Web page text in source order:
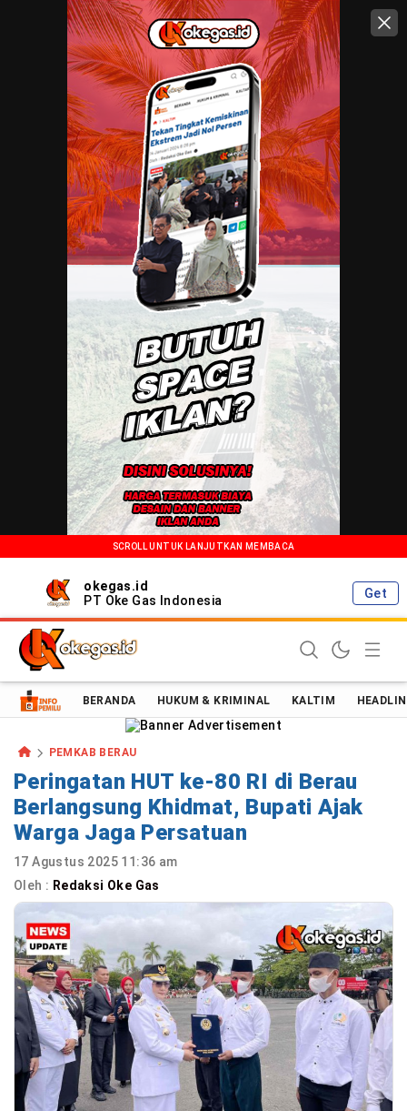
SCROLL UNTUK LANJUTKAN MEMBACA
okegas.id
PT Oke Gas Indonesia
Get
Oke Gas Indonesia | Energi Positif Informasi Terkini!
BERANDA HUKUM & KRIMINAL KALTIM
PEMKAB BERAU
Peringatan HUT ke-80 RI di Berau
Berlangsung Khidmat, Bupati Ajak
Warga Jaga Persatuan
17 Agustus 2025 11:36 am
Oleh : Redaksi Oke Gas